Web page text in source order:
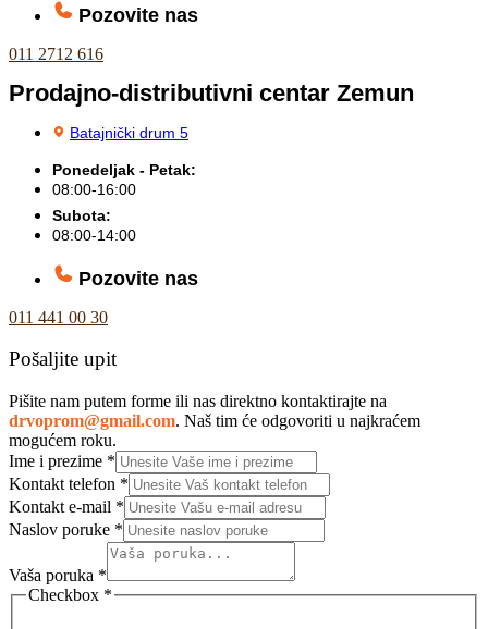
Pozovite nas
011 2712 616
Prodajno-distributivni centar Zemun
Batajnički drum 5
Ponedeljak - Petak:
08:00-16:00
Subota:
08:00-14:00
Pozovite nas
011 441 00 30
Pošaljite upit
Pišite nam putem forme ili nas direktno kontaktirajte na
drvoprom@gmail.com. Naš tim će odgovoriti u najkraćem
mogućem roku.
Ime i prezime *
Kontakt telefon *
Kontakt e-mail *
Naslov poruke *
Vaša poruka *
Checkbox *